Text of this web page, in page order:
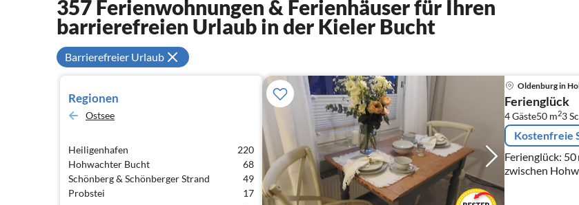
357 Ferienwohnungen & Ferienhäuser für Ihren
barrierefreien Urlaub in der Kieler Bucht
Barrierefreier Urlaub
Regionen
Ostsee
Heiligenhafen
220
Hohwachter Bucht
68
Schönberg & Schönberger Strand
49
Probstei
17
Oldenburg in
Ferienglück
4 Gäste50 m23
Kostenfreie
Ferienglück: 50
zwischen